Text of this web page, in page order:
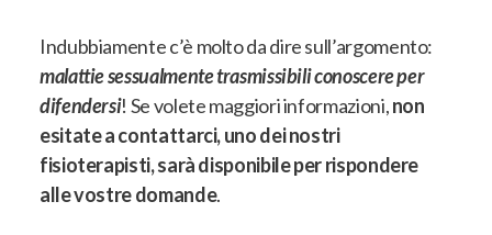
Indubbiamente c’è molto da dire sull’argomento:
malattie sessualmente trasmissibili conoscere per
difendersi! Se volete maggiori informazioni,non
esitate a contattarci, uno dei nostri
fisioterapisti, sarà disponibile per rispondere
alle vostre domande.